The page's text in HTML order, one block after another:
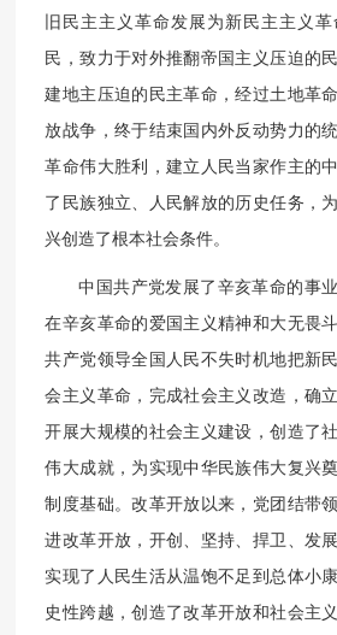
旧民主主义革命发展为新民主主义
民，致力于对外推翻帝国主义压迫的
建地主压迫的民主革命，经过土地革
放战争，终于结束国内外反动势力的
革命伟大胜利，建立人民当家作主的
了民族独立、人民解放的历史任务，
兴创造了根本社会条件。
中国共产党发展了辛亥革命的事
在辛亥革命的爱国主义精神和大无畏
共产党领导全国人民不失时机地把新
会主义革命，完成社会主义改造，确
开展大规模的社会主义建设，创造了
伟大成就，为实现中华民族伟大复兴
制度基础。改革开放以来，党团结带
进改革开放，开创、坚持、捍卫、发
实现了人民生活从温饱不足到总体小
史性跨越，创造了改革开放和社会主